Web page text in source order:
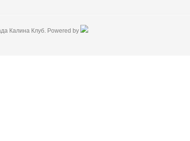
Калина Клуб. Powered by